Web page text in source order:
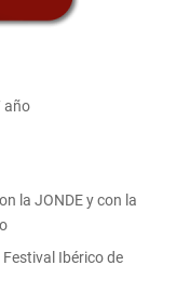
año
la JONDE y con la
Ibérico de